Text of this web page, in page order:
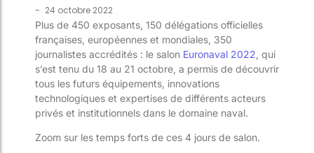
- 24 octobre 2022
Plus de 450 exposants, 150 délégations officielles
françaises, européennes et mondiales, 350
journalistes accrédités : le salon Euronaval 2022 , qui
s’est tenu du 18 au 21 octobre, a permis de découvrir
tous les futurs équipements, innovations
technologiques et expertises de différents acteurs
privés et institutionnels dans le domaine naval.
Zoom sur les temps forts de ces 4 jours de salon.